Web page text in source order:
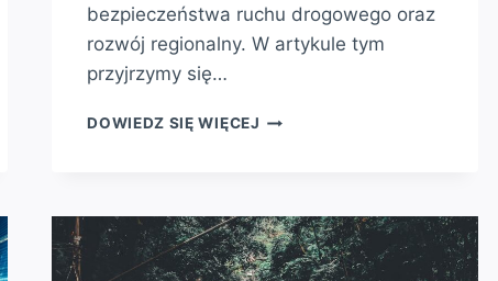
bezpieczeństwa ruchu drogowego oraz
rozwój regionalny. W artykule tym
przyjrzymy się…
DOWIEDZ SIĘ WIĘCEJ DROGI